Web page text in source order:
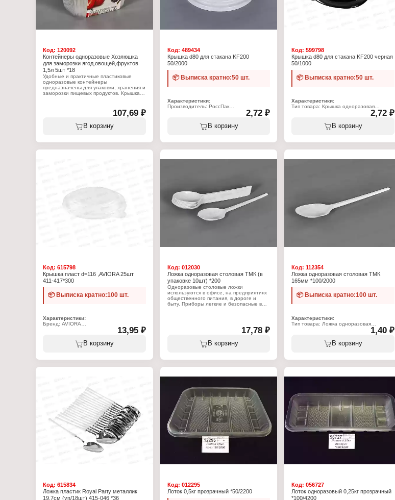
Код: 120092
Контейнеры одноразовые Хозяюшка
для заморозки ягод,овощей,фруктов
1,5л 5шт *18
Удобные и практичные пластиковые
одноразовые контейнеры
предназначены для упаковки, хранения и
заморозки пищевых продуктов. Крышка
пропитываются посторонними запахами.
Торговая марка: Хозяюшка Мила
Назначение: для заморозки
Вариация: для ягод, овощей, и фруктов
107,69 ₽
В корзину
Код: 489434
Крышка d80 для стакана KF200
50/2000
📦 Выписка кратно:50 шт.
Характеристики:
Производитель: РоссПак
Тип товара: Крышка одноразовая
Назначение: для стаканов объемом 200
Цвет: белый
2,72 ₽
В корзину
Код:599798
Крышка d80 для стакана KF200 черная
50/1000
📦 Выписка кратно:50 шт.
Характеристики:
Тип товара: Крышка одноразовая
Назначение: для стаканов объемом 200
Конструкция: с питьевым отверстием и
2,72 ₽
В корзину
Код: 615798
Крышка пласт d=116 ,AVIORA 25шт
411-417*300
📦 Выписка кратно:100 шт.
Характеристики:
Бренд: AVIORA
Вариация: одноразовая
Форма: полукупольная
Конструкция: с отверстием для выхода
Использование в СВЧ: да
13,95 ₽
В корзину
Код: 012030
Ложка одноразовая столовая ТМК (в
упаковке 10шт) *200
Одноразовые столовые ложки
используются в офисе, на предприятиях
общественного питания, в дороге и
быту. Приборы легкие и безопасные в
Назначение: столовая
Количество: 10 шт (упаковка)
17,78 ₽
В корзину
Код:112354
Ложка одноразовая столовая ТМК
165мм *100/2000
📦 Выписка кратно:100 шт.
Характеристики:
Тип товара: Ложка одноразовая
Материал: полипропилен
1,40 ₽
В корзину
Код: 615834
Ложка пластик Royal Party металлик
19,7см (уп/18шт) 415-046 *36
Код: 012295
Лоток 0,5кг прозрачный *50/2200
Код:056727
Лоток одноразовый 0,25кг прозрачный
*100/4200